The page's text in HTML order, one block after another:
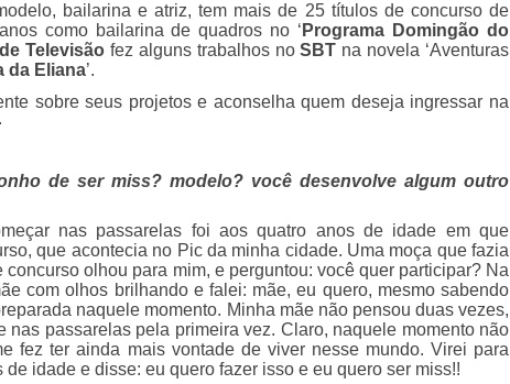
bailarina e atriz, tem mais de 25 títulos de concurso de
como bailarina de quadros no ‘ Programa Domingão do
Televisão fez alguns trabalhos noSBT na novela ‘Aventuras
da Eliana’.
sobre seus projetos e aconselha quem deseja ingressar na
de ser miss? modelo? você desenvolve algum outro
nas passarelas foi aos quatro anos de idade em que
que acontecia no Pic da minha cidade. Uma moça que fazia
olhou para mim, e perguntou: você quer participar? Na
com olhos brilhando e falei: mãe, eu quero, mesmo sabendo
naquele momento. Minha mãe não pensou duas vezes,
nas passarelas pela primeira vez. Claro, naquele momento não
fez ter ainda mais vontade de viver nesse mundo. Virei para
idade e disse: eu quero fazer isso e eu quero ser miss!!